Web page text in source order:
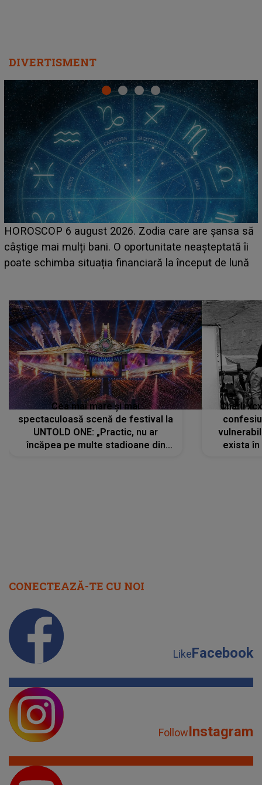
DIVERTISMENT
LINE-UP UNTOLD ONE, prima zi. Cine sunt artiștii
care deschid festivalul și de la ce ore au loc cele mai
așteptate concerte pe scena principală?
Cea mai mare și mai
spectaculoasă scenă de festival la
UNTOLD ONE: „Practic, nu ar
încăpea pe multe stadioane din
Charli
exista
CONECTEAZĂ-TE CU NOI
LikeFacebook
FollowInstagram